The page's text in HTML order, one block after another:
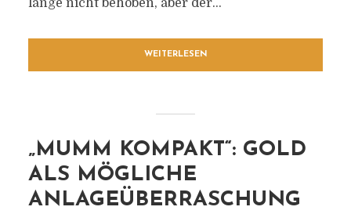
lange nicht behoben, aber der...
WEITERLESEN
„MUMM KOMPAKT“: GOLD
ALS MÖGLICHE
ANLAGEÜBERRASCHUNG